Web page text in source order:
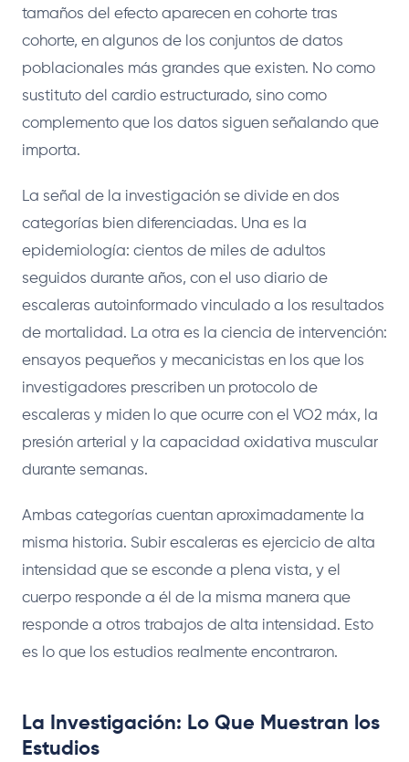
tamaños del efecto aparecen en cohorte tras
cohorte, en algunos de los conjuntos de datos
poblacionales más grandes que existen. No como
sustituto del cardio estructurado, sino como
complemento que los datos siguen señalando que
importa.
La señal de la investigación se divide en dos
categorías bien diferenciadas. Una es la
epidemiología: cientos de miles de adultos
seguidos durante años, con el uso diario de
escaleras autoinformado vinculado a los resultados
de mortalidad. La otra es la ciencia de intervención:
ensayos pequeños y mecanicistas en los que los
investigadores prescriben un protocolo de
escaleras y miden lo que ocurre con el VO2 máx, la
presión arterial y la capacidad oxidativa muscular
durante semanas.
Ambas categorías cuentan aproximadamente la
misma historia. Subir escaleras es ejercicio de alta
intensidad que se esconde a plena vista, y el
cuerpo responde a él de la misma manera que
responde a otros trabajos de alta intensidad. Esto
es lo que los estudios realmente encontraron.
La Investigación: Lo Que Muestran los
Estudios